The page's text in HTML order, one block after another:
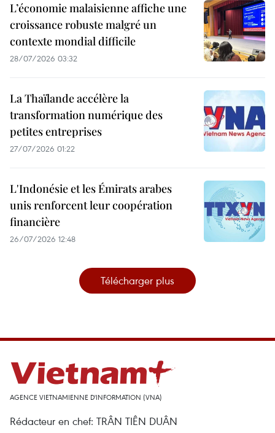
L’économie malaisienne affiche une
croissance robuste malgré un
contexte mondial difficile
28/07/2026 03:32
La Thaïlande accélère la
transformation numérique des
petites entreprises
27/07/2026 01:22
L'Indonésie et les Émirats arabes
unis renforcent leur coopération
financière
26/07/2026 12:48
Télécharger plus
AGENCE VIETNAMIENNE D'INFORMATION (VNA)
Rédacteur en chef: TRÂN TIÊN DUÂN